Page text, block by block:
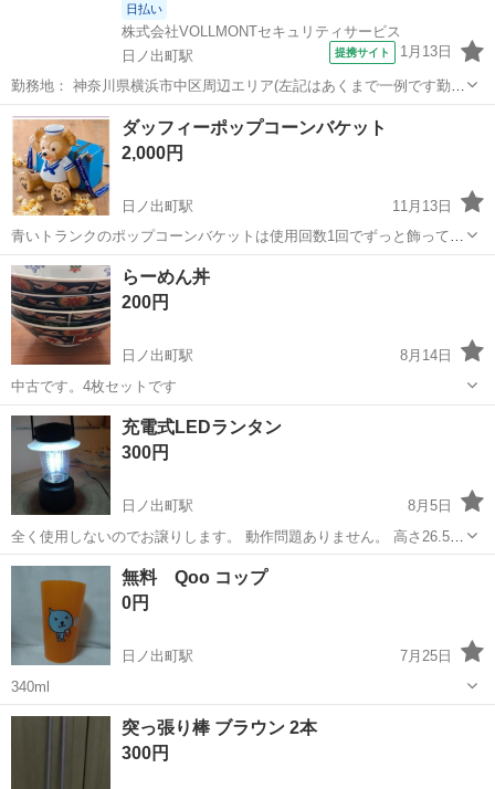
日払い
株式会社VOLLMONTセキュリティサービス
日ノ出町駅
提携サイト 1月13日
勤務地： 神奈川県横浜市中区周辺エリア(左記はあくまで一例です勤務
地多数あり) 日ノ出町駅 徒歩5分 ／ 桜木町駅 徒歩5分 ／ 伊勢佐木長者
町駅 徒歩5分 週勤務日時： 週1日~ 09:00〜18:00／20:00〜0...
神奈川 横浜市 日ノ出町駅 警備員
ダッフィーポップコーンバケット
2,000円
日ノ出町駅
11月13日
青いトランクのポップコーンバケットは使用回数1回でずっと飾ってい
ました 少しだけ薄い汚れが蓋部分に着いてしまっています 桜木町駅、
みなとみらい駅、野毛辺りで手渡し可能な方 ディズニーランド ディズ
ニーシー
神奈川 横浜市 日ノ出町駅
らーめん丼
200円
日ノ出町駅
8月14日
中古です。4枚セットです
神奈川 横浜市 日ノ出町駅 食器
充電式LEDランタン
300円
日ノ出町駅
8月5日
全く使用しないのでお譲りします。 動作問題ありません。 高さ26.5
㎝、外径16㎝ 本体重量1.1kg 京急日ノ出町駅付近で受け渡し希望で
す。 平日は20時頃 土日は応相談でお願いします。
神奈川 横浜市 日ノ出町駅 生活雑貨
無料 Qoo コップ
0円
日ノ出町駅
7月25日
340ml
神奈川 横浜市 日ノ出町駅 食器
突っ張り棒 ブラウン 2本
300円